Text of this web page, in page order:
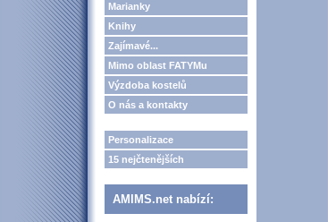
Marianky
Knihy
Zajímavé...
Mimo oblast FATYMu
Výzdoba kostelů
O nás a kontakty
Personalizace
15 nejčtenějších
AMIMS.net nabízí: